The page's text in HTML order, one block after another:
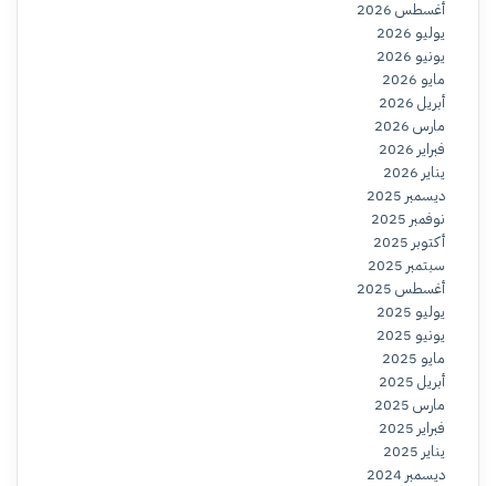
أغسطس 2026
يوليو 2026
يونيو 2026
مايو 2026
أبريل 2026
مارس 2026
فبراير 2026
يناير 2026
ديسمبر 2025
نوفمبر 2025
أكتوبر 2025
سبتمبر 2025
أغسطس 2025
يوليو 2025
يونيو 2025
مايو 2025
أبريل 2025
مارس 2025
فبراير 2025
يناير 2025
ديسمبر 2024